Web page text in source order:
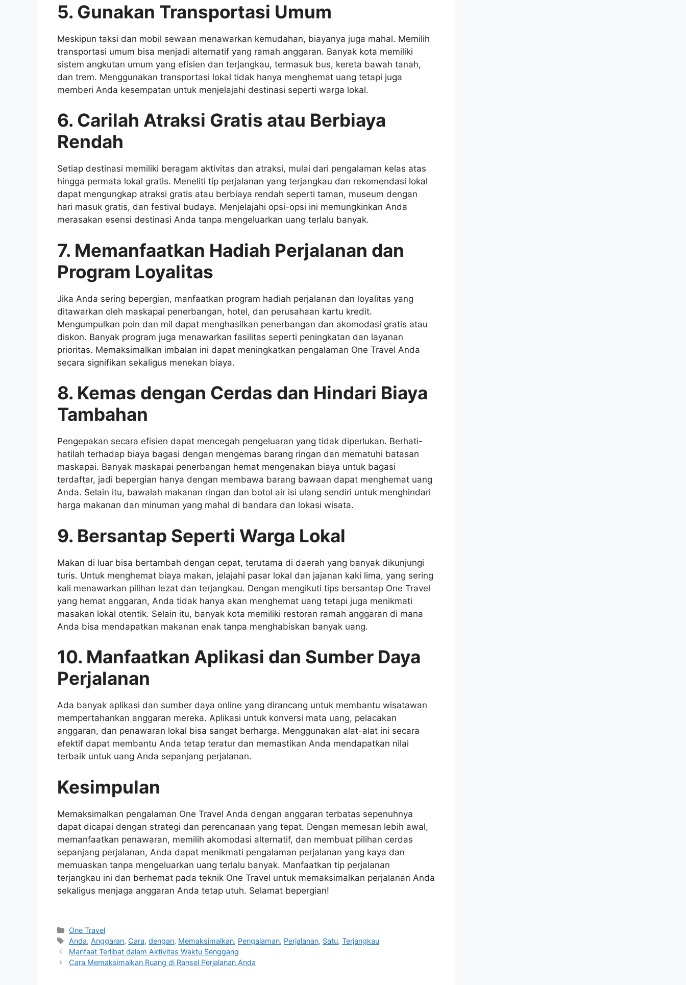
5. Gunakan Transportasi Umum
Meskipun taksi dan mobil sewaan menawarkan kemudahan, biayanya juga mahal. Memilih
transportasi umum bisa menjadi alternatif yang ramah anggaran. Banyak kota memiliki
sistem angkutan umum yang efisien dan terjangkau, termasuk bus, kereta bawah tanah,
dan trem. Menggunakan transportasi lokal tidak hanya menghemat uang tetapi juga
memberi Anda kesempatan untuk menjelajahi destinasi seperti warga lokal.
6. Carilah Atraksi Gratis atau Berbiaya
Rendah
Setiap destinasi memiliki beragam aktivitas dan atraksi, mulai dari pengalaman kelas atas
hingga permata lokal gratis. Meneliti tip perjalanan yang terjangkau dan rekomendasi lokal
dapat mengungkap atraksi gratis atau berbiaya rendah seperti taman, museum dengan
hari masuk gratis, dan festival budaya. Menjelajahi opsi-opsi ini memungkinkan Anda
merasakan esensi destinasi Anda tanpa mengeluarkan uang terlalu banyak.
7. Memanfaatkan Hadiah Perjalanan dan
Program Loyalitas
Jika Anda sering bepergian, manfaatkan program hadiah perjalanan dan loyalitas yang
ditawarkan oleh maskapai penerbangan, hotel, dan perusahaan kartu kredit.
Mengumpulkan poin dan mil dapat menghasilkan penerbangan dan akomodasi gratis atau
diskon. Banyak program juga menawarkan fasilitas seperti peningkatan dan layanan
prioritas. Memaksimalkan imbalan ini dapat meningkatkan pengalaman One Travel Anda
secara signifikan sekaligus menekan biaya.
8. Kemas dengan Cerdas dan Hindari Biaya
Tambahan
Pengepakan secara efisien dapat mencegah pengeluaran yang tidak diperlukan. Berhati-
hatilah terhadap biaya bagasi dengan mengemas barang ringan dan mematuhi batasan
maskapai. Banyak maskapai penerbangan hemat mengenakan biaya untuk bagasi
terdaftar, jadi bepergian hanya dengan membawa barang bawaan dapat menghemat uang
Anda. Selain itu, bawalah makanan ringan dan botol air isi ulang sendiri untuk menghindari
harga makanan dan minuman yang mahal di bandara dan lokasi wisata.
9. Bersantap Seperti Warga Lokal
Makan di luar bisa bertambah dengan cepat, terutama di daerah yang banyak dikunjungi
turis. Untuk menghemat biaya makan, jelajahi pasar lokal dan jajanan kaki lima, yang sering
kali menawarkan pilihan lezat dan terjangkau. Dengan mengikuti tips bersantap One Travel
yang hemat anggaran, Anda tidak hanya akan menghemat uang tetapi juga menikmati
masakan lokal otentik. Selain itu, banyak kota memiliki restoran ramah anggaran di mana
Anda bisa mendapatkan makanan enak tanpa menghabiskan banyak uang.
10. Manfaatkan Aplikasi dan Sumber Daya
Perjalanan
Ada banyak aplikasi dan sumber daya online yang dirancang untuk membantu wisatawan
mempertahankan anggaran mereka. Aplikasi untuk konversi mata uang, pelacakan
anggaran, dan penawaran lokal bisa sangat berharga. Menggunakan alat-alat ini secara
efektif dapat membantu Anda tetap teratur dan memastikan Anda mendapatkan nilai
terbaik untuk uang Anda sepanjang perjalanan.
Kesimpulan
Memaksimalkan pengalaman One Travel Anda dengan anggaran terbatas sepenuhnya
dapat dicapai dengan strategi dan perencanaan yang tepat. Dengan memesan lebih awal,
memanfaatkan penawaran, memilih akomodasi alternatif, dan membuat pilihan cerdas
sepanjang perjalanan, Anda dapat menikmati pengalaman perjalanan yang kaya dan
memuaskan tanpa mengeluarkan uang terlalu banyak. Manfaatkan tip perjalanan
terjangkau ini dan berhemat pada teknik One Travel untuk memaksimalkan perjalanan Anda
sekaligus menjaga anggaran Anda tetap utuh. Selamat bepergian!
pos
Categories
One Travel
Tags
Anda, Anggaran, Cara,dengan, Memaksimalkan, Pengalaman, Perjalanan, Satu,Terjangkau
Manfaat Terlibat dalam Aktivitas Waktu Senggang
Cara Memaksimalkan Ruang di Ransel Perjalanan Anda